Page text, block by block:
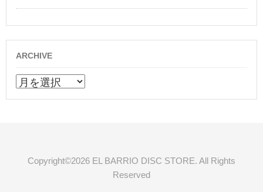
ARCHIVE
ARCHIVE
Copyright©2026 EL BARRIO DISC STORE. All Rights
Reserved